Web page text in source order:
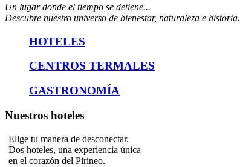
Un lugar donde el tiempo se detiene...
Descubre nuestro universo de bienestar, naturaleza e historia.
HOTELES
CENTROS TERMALES
GASTRONOMÍA
Nuestros hoteles
Elige tu manera de desconectar.
Dos hoteles, una experiencia única
en el corazón del Pirineo.